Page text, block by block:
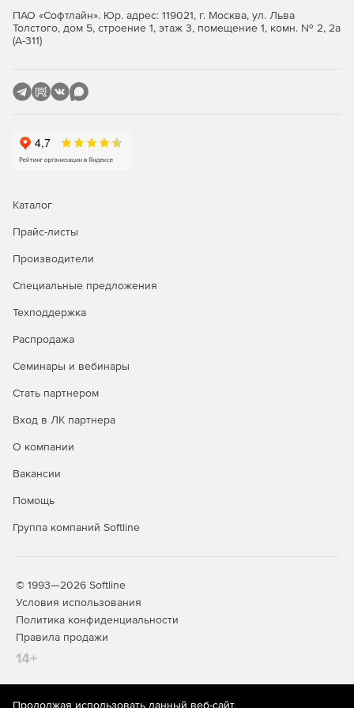
Сохранение настроек стилей линий.
объектов в наиболее темных областях изображения.
Отражение/преломление – точный рендер линий в
Вывод в форматах Flash (SWF) и Adobe Illustrator (AI).
«мультипликационный» стиль изображения.
Цветовая модель на основе холодных/теплых
Глобальные/локальные настройка стилей линий для
линий в одной сцене.
Быстрая конвертация материалов в материалы в
стиле finalToon.
Рендер различных типов линий: скрытых, видимых и т.
ПАО «Софтлайн». Юр. адрес: 119021, г. Москва, ул. Льва
Толстого, дом 5, строение 1, этаж 3, помещение 1, комн. № 2, 2а
(А-311)
Каталог
Прайс-листы
Производители
Специальные предложения
Техподдержка
Распродажа
Семинары и вебинары
Стать партнером
Вход в ЛК партнера
О компании
Вакансии
Помощь
Группа компаний Softline
© 1993—2026 Softline
Условия использования
Политика конфиденциальности
Правила продажи
14+
Продолжая использовать данный веб-сайт,